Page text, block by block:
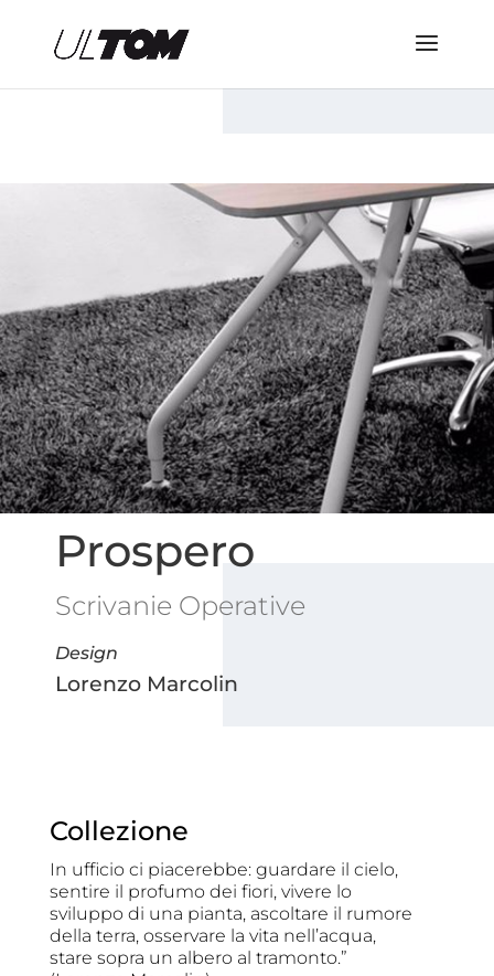
Prospero
Scrivanie Operative
Design
Lorenzo Marcolin
Collezione
In ufficio ci piacerebbe: guardare il cielo,
sentire il profumo dei fiori, vivere lo
sviluppo di una pianta, ascoltare il rumore
della terra, osservare la vita nell’acqua,
stare sopra un albero al tramonto.”